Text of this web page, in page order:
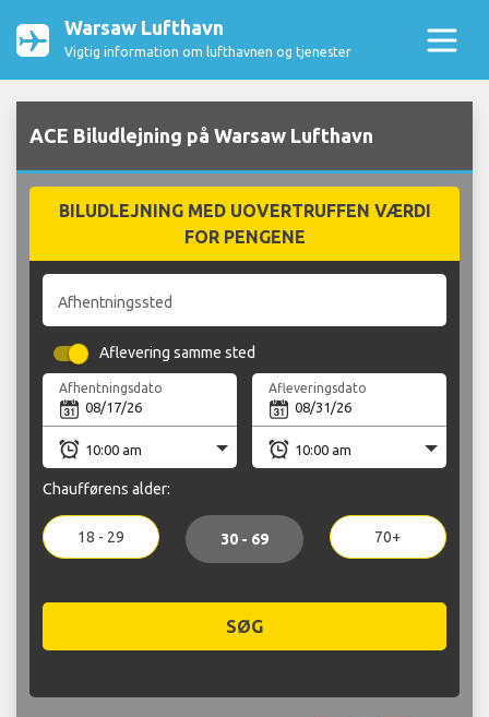
Warsaw Lufthavn
Vigtig information om lufthavnen og tjenester
ACE Biludlejning på Warsaw Lufthavn
BILUDLEJNING MED UOVERTRUFFEN VÆRDI
FOR PENGENE
Afhentningssted
Aflevering samme sted
Afhentningsdato Afleveringsdato
Chaufførens alder:
18 - 29 30 - 69 70+
SØG